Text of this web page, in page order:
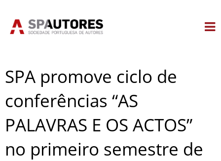
SPA promove ciclo de
conferências “AS
PALAVRAS E OS ACTOS”
no primeiro semestre de